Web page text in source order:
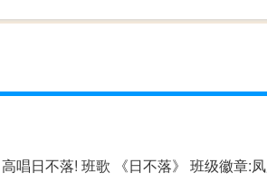
唱日不落! 班歌 《日不落》 班级徽章: